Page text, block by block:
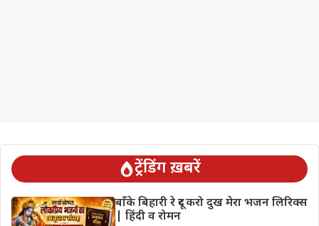
ट्रेंडिंग ख़बरें
बाँके बिहारी रे दूर करो दुख मेरा भजन लिरिक्स
| हिंदी व रोमन